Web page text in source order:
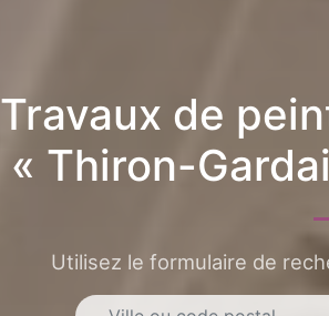
Travaux de
« Thiron-
Utilisez le formulaire de